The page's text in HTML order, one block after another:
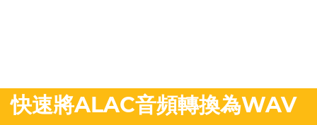
快速將ALAC音頻轉換為WAV